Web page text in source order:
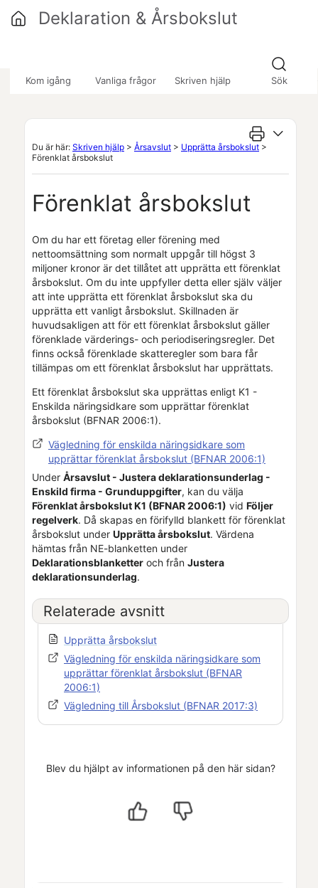
Hoppa över till huvudinnehåll
Kom igång Vanliga frågor Skriven hjälp Sök
Deklaration & Årsbokslut
Du är här: Skriven hjälp > Årsavslut > Upprätta årsbokslut >
Förenklat årsbokslut
Förenklat årsbokslut
Om du har ett företag eller förening med
nettoomsättning som normalt uppgår till högst 3
miljoner kronor är det tillåtet att upprätta ett förenklat
årsbokslut. Om du inte uppfyller detta eller själv väljer
att inte upprätta ett förenklat årsbokslut ska du
upprätta ett vanligt årsbokslut. Skillnaden är
huvudsakligen att för ett förenklat årsbokslut gäller
förenklade värderings- och periodiseringsregler. Det
finns också förenklade skatteregler som bara får
tillämpas om ett förenklat årsbokslut har upprättats.
Ett förenklat årsbokslut ska upprättas enligt K1 -
Enskilda näringsidkare som upprättar förenklat
årsbokslut (BFNAR 2006:1).
Vägledning för enskilda näringsidkare som
upprättar förenklat årsbokslut (BFNAR 2006:1)
Under Årsavslut - Justera deklarationsunderlag -
Enskild firma - Grunduppgifter, kan du välja
Förenklat årsbokslut K1 (BFNAR 2006:1) vid Följer
regelverk. Då skapas en förifylld blankett för förenklat
årsbokslut under Upprätta årsbokslut. Värdena
hämtas från NE-blanketten under
Deklarationsblanketter och från Justera
deklarationsunderlag.
Relaterade avsnitt
Upprätta årsbokslut
Vägledning för enskilda näringsidkare som
upprättar förenklat årsbokslut (BFNAR
2006:1)
Vägledning till Årsbokslut (BFNAR 2017:3)
Blev du hjälpt av informationen på den här sidan?